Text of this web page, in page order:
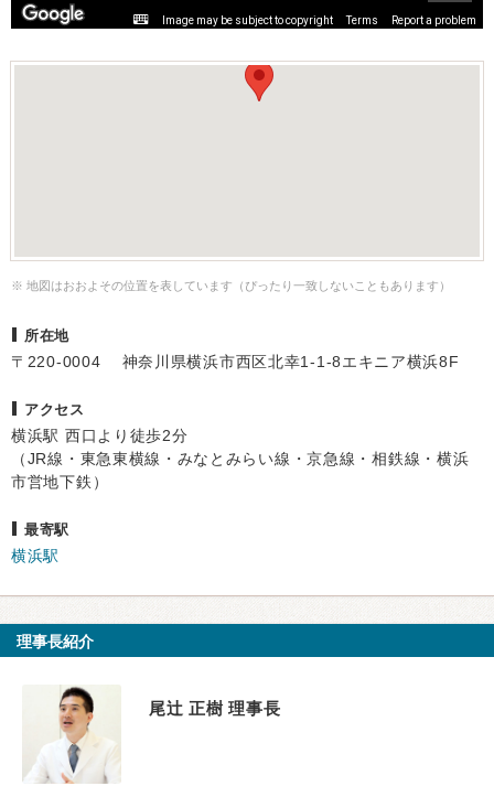
Image may be subject to copyright Terms Report a problem
※ 地図はおおよその位置を表しています（ぴったり一致しないこともあります）
所在地
〒220-0004 神奈川県横浜市西区北幸1-1-8エキニア横浜8F
アクセス
横浜駅 西口より徒歩2分
（JR線・東急東横線・みなとみらい線・京急線・相鉄線・横浜
市営地下鉄）
最寄駅
横浜駅
理事長紹介
尾辻 正樹 理事長